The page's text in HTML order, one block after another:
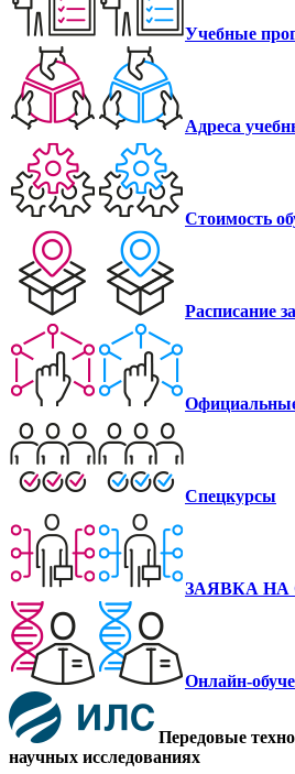
Учебные
Адреса
Стоимость
Расписание
Спецкурсы
ЗАЯВКА НА
Онлайн-
Передовые
научных исследованиях